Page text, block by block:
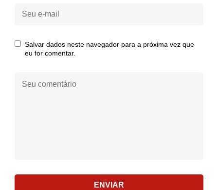
Seu
Salvar dados neste navegador para a próxima vez que
eu for comentar.
comentário:
ENVIAR